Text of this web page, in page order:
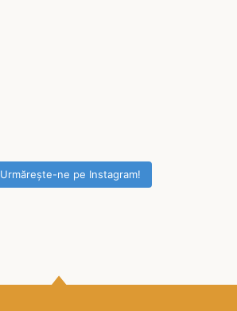
Urmărește-ne pe Instagram!